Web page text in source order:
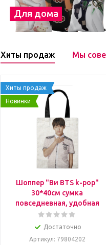
Для дома
Хиты продаж Мы
Хиты продаж
Новинки
Шоппер "Ви BTS k-pop"
30*40см сумка
повседневная, удобная
Достаточно
Артикул: 79804202